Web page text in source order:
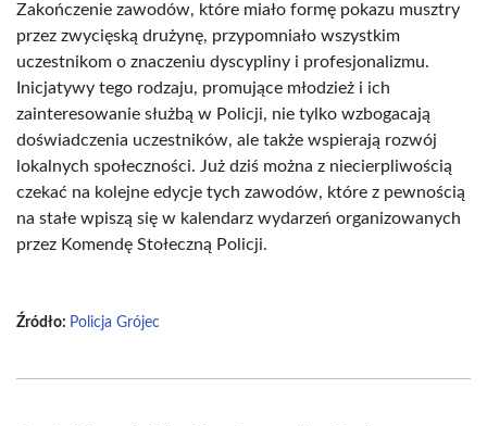
Zakończenie zawodów, które miało formę pokazu musztry
przez zwycięską drużynę, przypomniało wszystkim
uczestnikom o znaczeniu dyscypliny i profesjonalizmu.
Inicjatywy tego rodzaju, promujące młodzież i ich
zainteresowanie służbą w Policji, nie tylko wzbogacają
doświadczenia uczestników, ale także wspierają rozwój
lokalnych społeczności. Już dziś można z niecierpliwością
czekać na kolejne edycje tych zawodów, które z pewnością
na stałe wpiszą się w kalendarz wydarzeń organizowanych
przez Komendę Stołeczną Policji.
Źródło: Policja Grójec